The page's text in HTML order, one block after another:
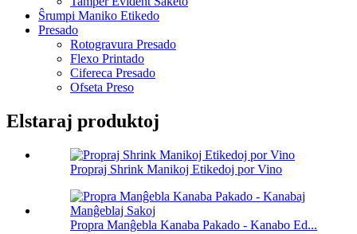
Ŝrumpi Maniko Etikedo
Presado
Rotogravura Presado
Flexo Printado
Cifereca Presado
Ofseta Preso
Elstaraj produktoj
Propraj Shrink Manikoj Etikedoj por Vino
Propra Manĝebla Kanaba Pakado - Kanabo Ed...